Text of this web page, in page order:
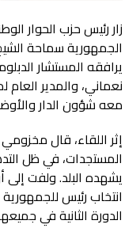
زار رئيس حزب الحوار
الجمهورية سماحة
يرافقه المستشار
نعماني، والمدير
معه شؤون الدار
إثر اللقاء، قال
المستجدات، في ظل
يشهده البلد. ولفت
الدورة الثانية في